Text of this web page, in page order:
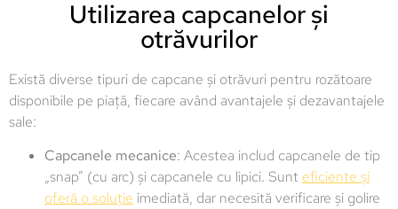
Utilizarea capcanelor și
otrăvurilor
Există diverse tipuri de capcane și otrăvuri pentru rozătoare
disponibile pe piață, fiecare având avantajele și dezavantajele
sale:
Capcanele mecanice: Acestea includ capcanele de tip
„snap” (cu arc) și capcanele cu lipici. Sunt eficiente și
oferă o soluție imediată, dar necesită verificare și golire